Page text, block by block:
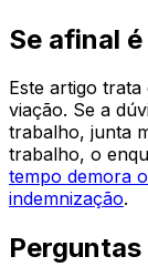
Se afinal
Este artigo
viação. Se a
trabalho, junta
trabalho, o
tempo demora
indemnização.